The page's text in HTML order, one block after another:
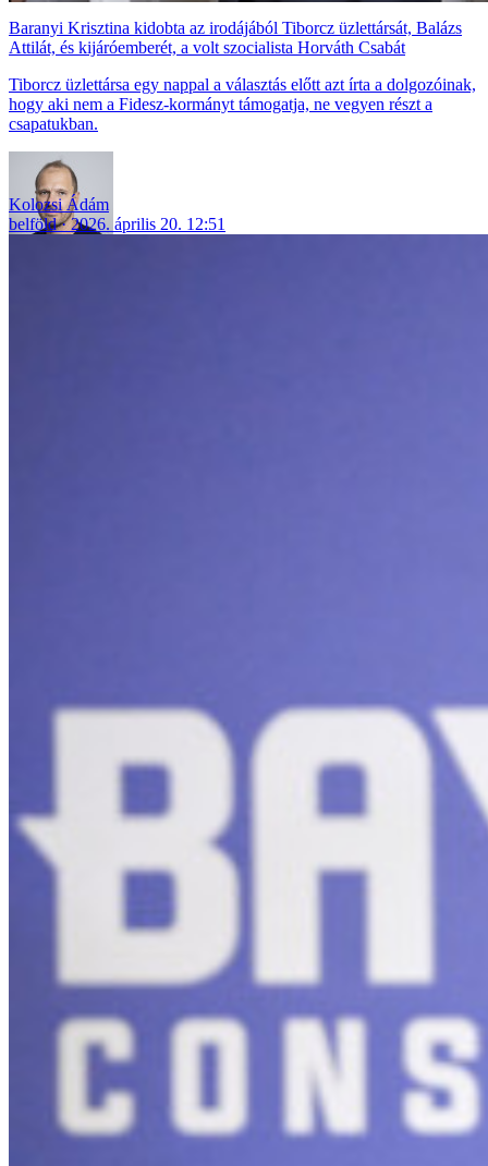
Baranyi Krisztina kidobta az irodájából Tiborcz üzlettársát, Balázs
Attilát, és kijáróemberét, a volt szocialista Horváth Csabát
Tiborcz üzlettársa egy nappal a választás előtt azt írta a dolgozóinak,
hogy aki nem a Fidesz-kormányt támogatja, ne vegyen részt a
csapatukban.
Kolozsi Ádám
belföld
2026. április 20. 12:51